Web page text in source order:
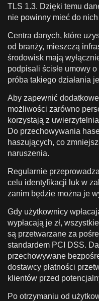
TLS 1.3. Dzięki temu
nie powinny mieć do
Centra danych, które
od branży, mieszczą
środowisk mają
podpisali ścisłe umowy
próba takiego działania
Aby zapewnić
możliwości zarówno
korzystają z
Do przechowywania
haszujących, co
naruszenia.
Regularnie
celu identyfikacji luk w
zanim będzie można je
Gdy użytkownicy
wypłacają je zł,
są przetwarzane za
standardem PCI DSS.
przechowywane
dostawcy płatności
klientów przed
Po otrzymaniu od